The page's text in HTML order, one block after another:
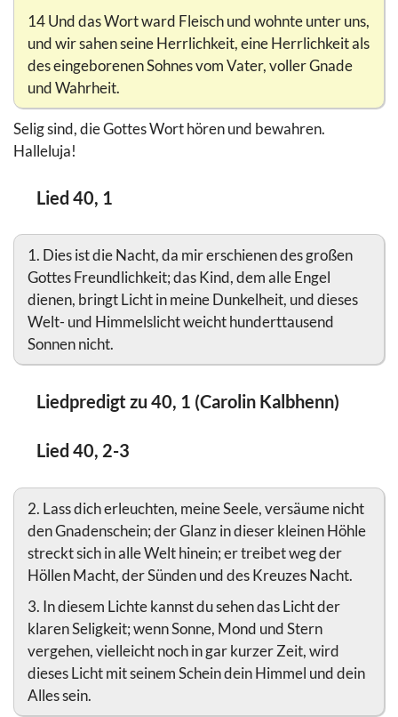
14 Und das Wort ward Fleisch und wohnte unter uns,
und wir sahen seine Herrlichkeit, eine Herrlichkeit als
des eingeborenen Sohnes vom Vater, voller Gnade
und Wahrheit.
Selig sind, die Gottes Wort hören und bewahren.
Halleluja!
Lied 40, 1
1. Dies ist die Nacht, da mir erschienen des großen
Gottes Freundlichkeit; das Kind, dem alle Engel
dienen, bringt Licht in meine Dunkelheit, und dieses
Welt- und Himmelslicht weicht hunderttausend
Sonnen nicht.
Liedpredigt zu 40, 1 (Carolin Kalbhenn)
Lied 40, 2-3
2. Lass dich erleuchten, meine Seele, versäume nicht
den Gnadenschein; der Glanz in dieser kleinen Höhle
streckt sich in alle Welt hinein; er treibet weg der
Höllen Macht, der Sünden und des Kreuzes Nacht.
3. In diesem Lichte kannst du sehen das Licht der
klaren Seligkeit; wenn Sonne, Mond und Stern
vergehen, vielleicht noch in gar kurzer Zeit, wird
dieses Licht mit seinem Schein dein Himmel und dein
Alles sein.